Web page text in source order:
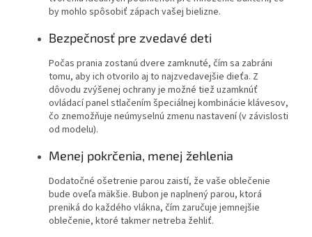
by mohlo spôsobiť zápach vašej bielizne.
Bezpečnosť pre zvedavé deti
Počas prania zostanú dvere zamknuté, čím sa zabráni
tomu, aby ich otvorilo aj to najzvedavejšie dieťa. Z
dôvodu zvýšenej ochrany je možné tiež uzamknúť
ovládací panel stlačením špeciálnej kombinácie klávesov,
čo znemožňuje neúmyselnú zmenu nastavení (v závislosti
od modelu).
Menej pokrčenia, menej žehlenia
Dodatočné ošetrenie parou zaistí, že vaše oblečenie
bude oveľa mäkšie. Bubon je naplnený parou, ktorá
preniká do každého vlákna, čím zaručuje jemnejšie
oblečenie, ktoré takmer netreba žehliť.